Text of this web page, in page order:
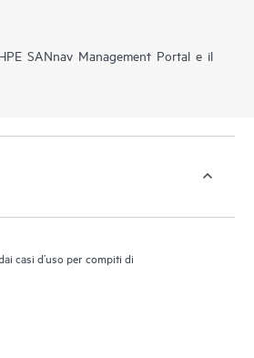
SANnav Management Portal e il
casi d’uso per compiti di